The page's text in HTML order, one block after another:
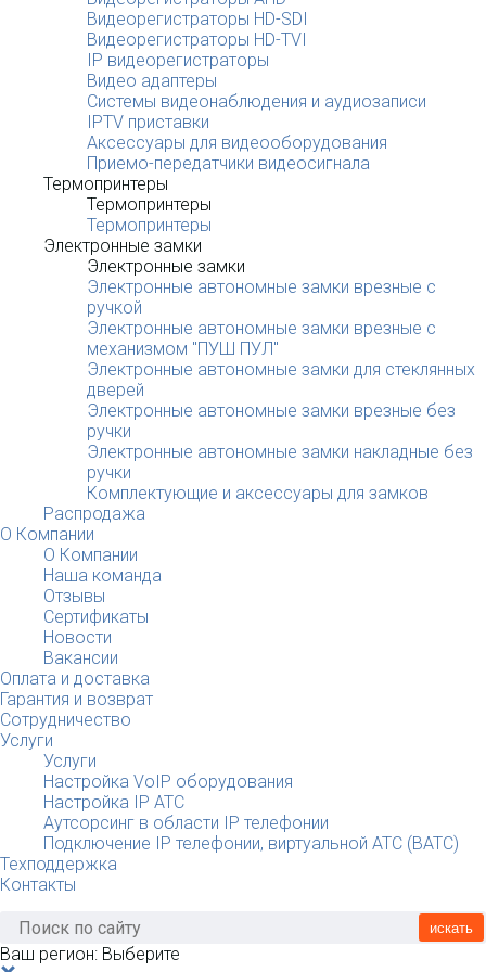
Видеорегистраторы HD-SDI
Видеорегистраторы HD-TVI
IP видеорегистраторы
Видео адаптеры
Системы видеонаблюдения и аудиозаписи
IPTV приставки
Аксессуары для видеооборудования
Приемо-передатчики видеосигнала
Термопринтеры
Термопринтеры
Термопринтеры
Электронные замки
Электронные замки
Электронные автономные замки врезные с
ручкой
Электронные автономные замки врезные с
механизмом "ПУШ ПУЛ"
Электронные автономные замки для стеклянных
дверей
Электронные автономные замки врезные без
ручки
Электронные автономные замки накладные без
ручки
Комплектующие и аксессуары для замков
Распродажа
О Компании
О Компании
Наша команда
Отзывы
Сертификаты
Новости
Вакансии
Оплата и доставка
Гарантия и возврат
Сотрудничество
Услуги
Услуги
Настройка VoIP оборудования
Настройка IP АТС
Аутсорсинг в области IP телефонии
Подключение IP телефонии, виртуальной АТС (ВАТС)
Техподдержка
Контакты
искать
Ваш регион: Выберите